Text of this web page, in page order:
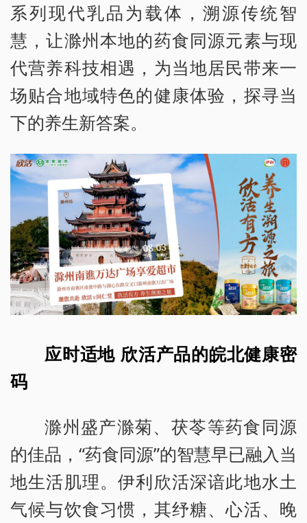
系列现代乳品为载体，溯源传统智
慧，让滁州本地的药食同源元素与现
代营养科技相遇，为当地居民带来一
场贴合地域特色的健康体验，探寻当
下的养生新答案。
应时适地 欣活产品的皖北健康密
码
滁州盛产滁菊、茯苓等药食同源
的佳品，“药食同源”的智慧早已融入当
地生活肌理。伊利欣活深谙此地水土
气候与饮食习惯，其纾糖、心活、晚